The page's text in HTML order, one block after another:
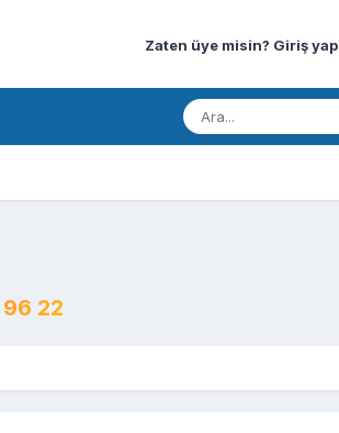
Zaten üye misin? Giriş yap
96 22